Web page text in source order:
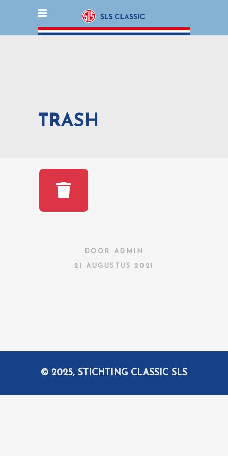
TRASH
DOOR ADMIN
21 AUGUSTUS 2021
© 2025, STICHTING CLASSIC SLS